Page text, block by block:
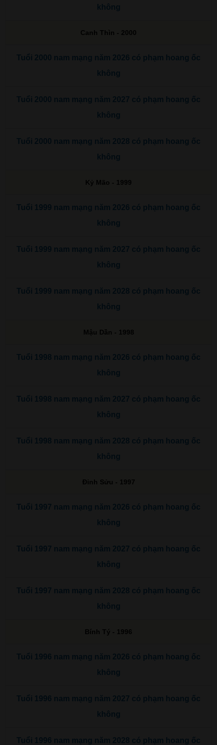
không
Canh Thìn - 2000
Tuổi 2000 nam mạng năm 2026 có phạm hoang ốc
không
Tuổi 2000 nam mạng năm 2027 có phạm hoang ốc
không
Tuổi 2000 nam mạng năm 2028 có phạm hoang ốc
không
Kỷ Mão - 1999
Tuổi 1999 nam mạng năm 2026 có phạm hoang ốc
không
Tuổi 1999 nam mạng năm 2027 có phạm hoang ốc
không
Tuổi 1999 nam mạng năm 2028 có phạm hoang ốc
không
Mậu Dần - 1998
Tuổi 1998 nam mạng năm 2026 có phạm hoang ốc
không
Tuổi 1998 nam mạng năm 2027 có phạm hoang ốc
không
Tuổi 1998 nam mạng năm 2028 có phạm hoang ốc
không
Đinh Sửu - 1997
Tuổi 1997 nam mạng năm 2026 có phạm hoang ốc
không
Tuổi 1997 nam mạng năm 2027 có phạm hoang ốc
không
Tuổi 1997 nam mạng năm 2028 có phạm hoang ốc
không
Bính Tý - 1996
Tuổi 1996 nam mạng năm 2026 có phạm hoang ốc
không
Tuổi 1996 nam mạng năm 2027 có phạm hoang ốc
không
Tuổi 1996 nam mạng năm 2028 có phạm hoang ốc